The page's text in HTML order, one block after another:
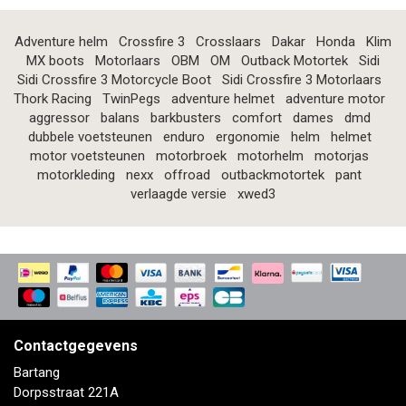
Adventure helm Crossfire 3 Crosslaars Dakar Honda
Klim
MX boots
Motorlaars OBM OM Outback Motortek
Sidi
Sidi Crossfire 3 Motorcycle Boot
Sidi Crossfire 3 Motorlaars
Thork Racing
TwinPegs adventure helmet
adventure motor
aggressor
balans barkbusters comfort dames
dmd
dubbele voetsteunen
enduro ergonomie helm
helmet
motor voetsteunen
motorbroek motorhelm
motorjas
motorkleding
nexx offroad outbackmotortek
pant
verlaagde versie
xwed3
Contactgegevens
Bartang
Dorpsstraat 221A